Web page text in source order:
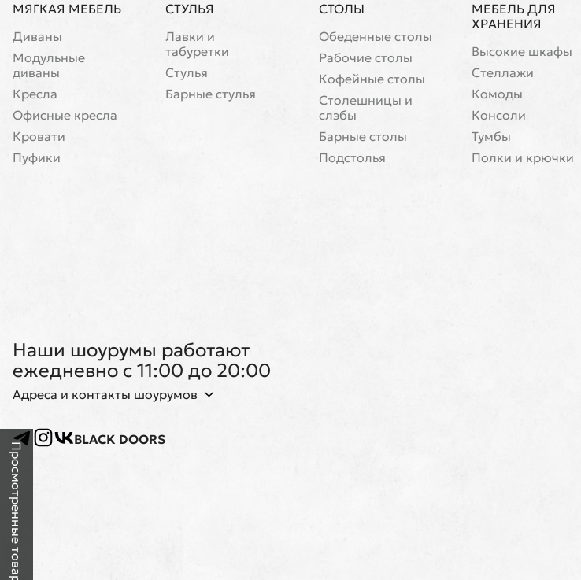
МЯГКАЯ МЕБЕЛЬ
Диваны
Модульные
диваны
Кресла
Офисные кресла
Кровати
Пуфики
СТУЛЬЯ
Лавки и
табуретки
Стулья
Барные стулья
СТОЛЫ
Обеденные столы
Рабочие столы
Кофейные столы
Cтолешницы и
слэбы
Барные столы
Подстолья
МЕБЕЛЬ ДЛЯ
ХРАНЕНИЯ
Высокие шкафы
Стеллажи
Комоды
Консоли
Тумбы
Полки и крючки
Наши шоурумы работают
ежедневно с 11:00 до 20:00
Адреса и контакты шоурумов
BLACK DOORS
Просмотренные товары